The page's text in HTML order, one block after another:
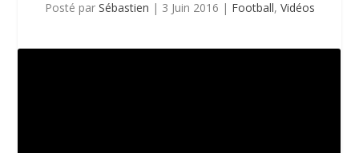
Posté par Sébastien | 3 Juin 2016 | Football, Vidéos